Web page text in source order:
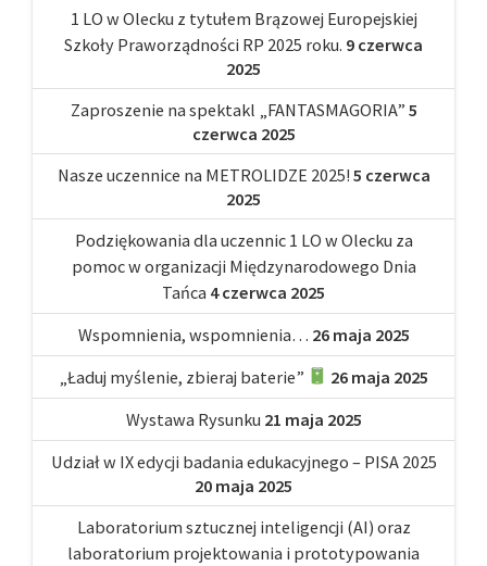
1 LO w Olecku z tytułem Brązowej Europejskiej
Szkoły Praworządności RP 2025 roku. 9 czerwca
2025
Zaproszenie na spektakl „FANTASMAGORIA” 5
czerwca 2025
Nasze uczennice na METROLIDZE 2025! 5 czerwca
2025
Podziękowania dla uczennic 1 LO w Olecku za
pomoc w organizacji Międzynarodowego Dnia
Tańca 4 czerwca 2025
Wspomnienia, wspomnienia… 26 maja 2025
„Ładuj myślenie, zbieraj baterie”
26 maja 2025
Wystawa Rysunku 21 maja 2025
Udział w IX edycji badania edukacyjnego – PISA 2025
20 maja 2025
Laboratorium sztucznej inteligencji (AI) oraz
laboratorium projektowania i prototypowania